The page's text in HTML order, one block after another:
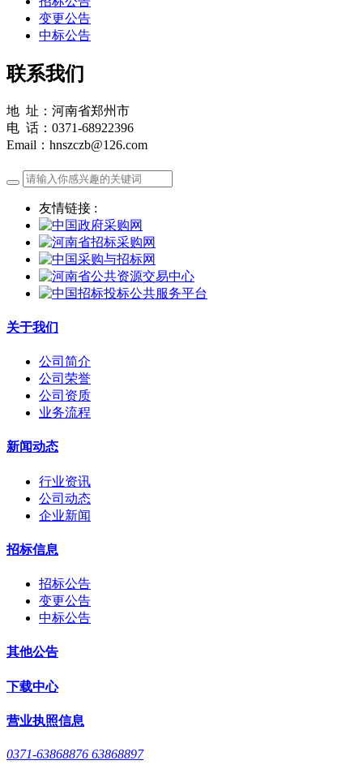
变更公告
中标公告
联系我们
地 址：河南省郑州市
电 话：0371-68922396
Email：hnszczb@126.com
友情链接 :
关于我们
公司简介
公司荣誉
公司资质
业务流程
新闻动态
行业资讯
公司动态
企业新闻
招标信息
招标公告
变更公告
中标公告
其他公告
下载中心
营业执照信息
0371-63868876 63868897